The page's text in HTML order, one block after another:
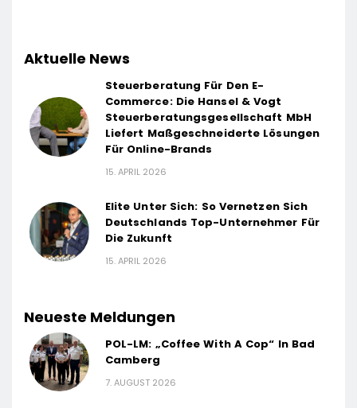
Aktuelle News
Steuerberatung Für Den E-
Commerce: Die Hansel & Vogt
Steuerberatungsgesellschaft MbH
Liefert Maßgeschneiderte Lösungen
Für Online-Brands
15. APRIL 2026
Elite Unter Sich: So Vernetzen Sich
Deutschlands Top-Unternehmer Für
Die Zukunft
15. APRIL 2026
Neueste Meldungen
POL-LM: „Coffee With A Cop“ In Bad
Camberg
7. AUGUST 2026